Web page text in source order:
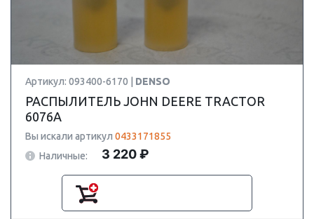
Артикул: 093400-6170 | DENSO
РАСПЫЛИТЕЛЬ JOHN DEERE TRACTOR
6076A
Вы искали артикул 0433171855
Наличные:
3 220 ₽